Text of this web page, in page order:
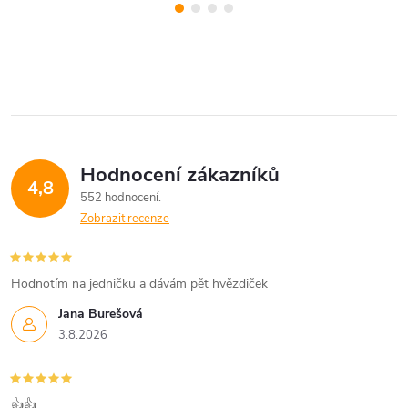
4,8 Hodnocení zákazníků
552 hodnocení
Zobrazit recenze
Jana Burešová
3.8.2026
Hodnotím na jedničku a dávám pět hvězdiček